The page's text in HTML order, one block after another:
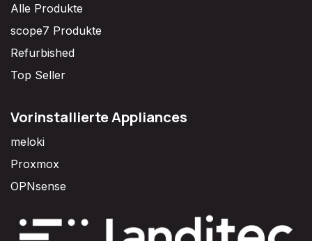
Alle Produkte
scope7 Produkte
Refurbished
Top Seller
Vorinstallierte Appliances
meloki
Proxmox
OPNsense